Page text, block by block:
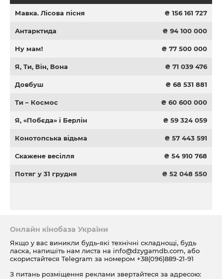
Мавка. Лісова пісня ₴ 156 161 727
Антарктида ₴ 94 100 000
Ну мам! ₴ 77 500 000
Я, Ти, Він, Вона ₴ 71 039 476
Довбуш ₴ 68 531 881
Ти – Космос ₴ 60 600 000
Я, «Побєда» і Берлін ₴ 59 324 059
Конотопська відьма ₴ 57 443 591
Скажене весілля ₴ 54 910 768
Потяг у 31 грудня ₴ 52 048 550
Онлайн кінобаза України
Якщо у вас виникли будь-які технічні складнощі, будь
ласка, напишіть нам листа на info@dzygamdb.com, або
скористайтеся Telegram за номером +38(096)889-21-91
З питань розміщення реклами звертайтеся за адресою: